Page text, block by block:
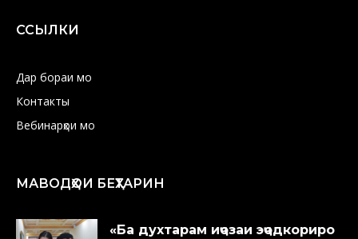
ССЫЛКИ
Дар бораи мо
Контакты
Вебинарҳои мо
МАВОДҲОИ БЕҲТАРИН
«Ба духтарам иҷозаи эҷодкориро